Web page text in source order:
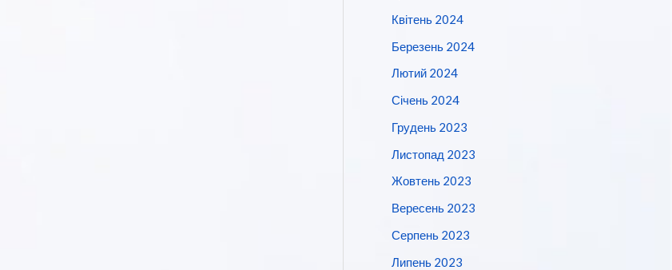
Квітень 2024
Березень 2024
Лютий 2024
Січень 2024
Грудень 2023
Листопад 2023
Жовтень 2023
Вересень 2023
Серпень 2023
Липень 2023